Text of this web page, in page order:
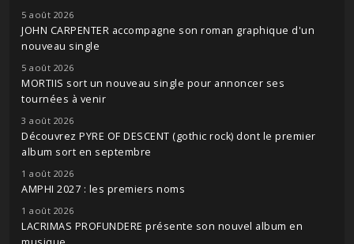
5 août 2026
JOHN CARPENTER accompagne son roman graphique d'un
nouveau single
5 août 2026
MORTIIS sort un nouveau single pour annoncer ses
tournées à venir
3 août 2026
Découvrez PYRE OF DESCENT (gothic rock) dont le premier
album sort en septembre
1 août 2026
AMPHI 2027 : les premiers noms
1 août 2026
LACRIMAS PROFUNDERE présente son nouvel album en